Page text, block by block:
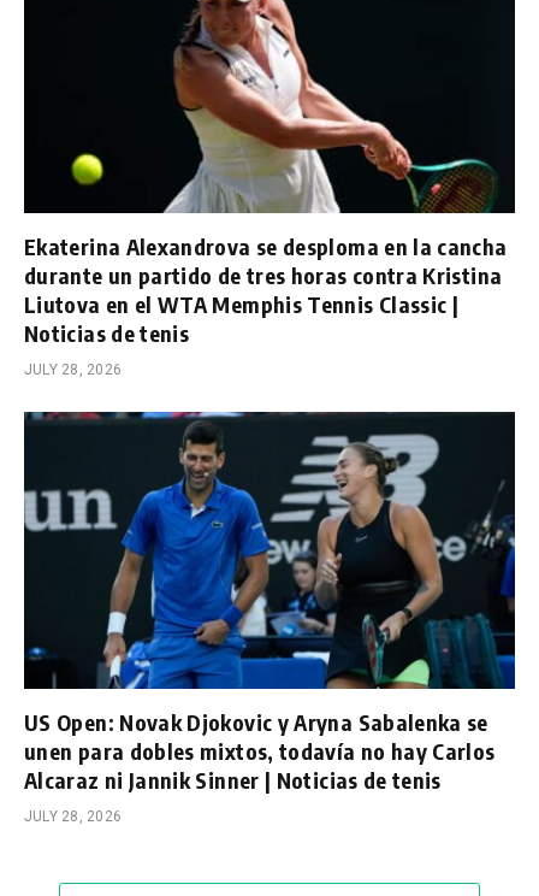
Ekaterina Alexandrova se desploma en la cancha
durante un partido de tres horas contra Kristina
Liutova en el WTA Memphis Tennis Classic |
Noticias de tenis
JULY 28, 2026
US Open: Novak Djokovic y Aryna Sabalenka se
unen para dobles mixtos, todavía no hay Carlos
Alcaraz ni Jannik Sinner | Noticias de tenis
JULY 28, 2026